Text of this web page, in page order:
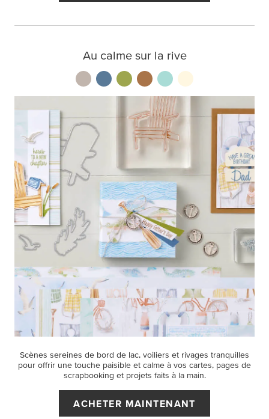
Au calme sur la rive
Scènes sereines de bord de lac, voiliers et rivages tranquilles
pour offrir une touche paisible et calme à vos cartes, pages de
scrapbooking et projets faits à la main.
ACHETER MAINTENANT